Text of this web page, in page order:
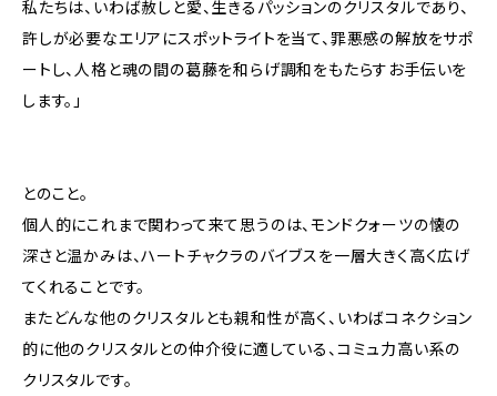
私たちは、いわば赦しと愛、生きるパッションのクリスタルであり、
許しが必要なエリアにスポットライトを当て、罪悪感の解放をサポ
ートし、人格と魂の間の葛藤を和らげ調和をもたらすお手伝いを
します。」
とのこと。
個人的にこれまで関わって来て思うのは、モンドクォーツの懐の
深さと温かみは、ハートチャクラのバイブスを一層大きく高く広げ
てくれることです。
またどんな他のクリスタルとも親和性が高く、いわばコネクション
的に他のクリスタルとの仲介役に適している、コミュ力高い系の
クリスタルです。